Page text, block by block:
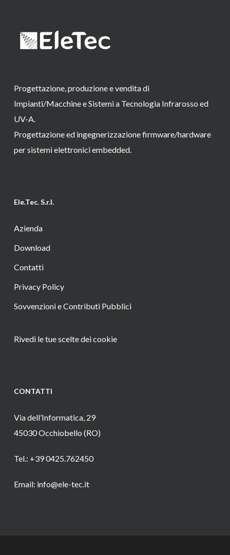
Progettazione, produzione e vendita di
Impianti/Macchine e Sistemi a Tecnologia Infrarosso ed
UV-A.
Progettazione ed ingegnerizzazione firmware/hardware
per sistemi elettronici embedded.
Ele.Tec. S.r.l.
Azienda
Download
Contatti
Privacy Policy
Sovvenzioni e Contributi Pubblici
Rivedi le tue scelte dei cookie
CONTATTI
Via dell’Informatica, 29
45030 Occhiobello (RO)
Tel.: +39 0425.762450
Email: info@ele-tec.it